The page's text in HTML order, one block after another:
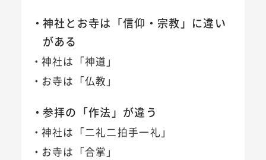
神社とお寺は「信仰・宗教」に違い
がある
神社は「神道」
お寺は「仏教」
参拝の「作法」が違う
神社は「二礼二拍手一礼」
お寺は「合掌」